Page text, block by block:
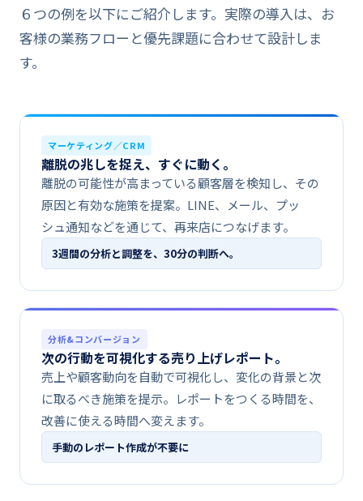
６つの​例を​以下に​ご紹介します。​実際の​導入は、​お
客様の​業務フローと​優先課題に​合わせて​設計しま
す。
マーケティング／CRM
離脱の​​兆しを​​捉え、​​すぐに​​動く。
離脱の​可能性が​高まっている​顧客層を​検知し、​その​
原因と​有効な​施策を​提案。​LINE、​メール、​プッ
シュ通知などを​通じて、​再来店に​つなげます。
3週間の​​分析と​​調整を、​​30分の​​判断へ。
分析&コンバージョン
次の​​行動を​​可視化する​​売り上げレポート。
売上や​顧客動向を​自動で​可視化し、​変化の​背景と​次
に​取るべき施策を​提示。​レポートを​つくる​時間を、​
改善に​使える​時間へ​変えます。
手動の​​レポート作成が​​不要に